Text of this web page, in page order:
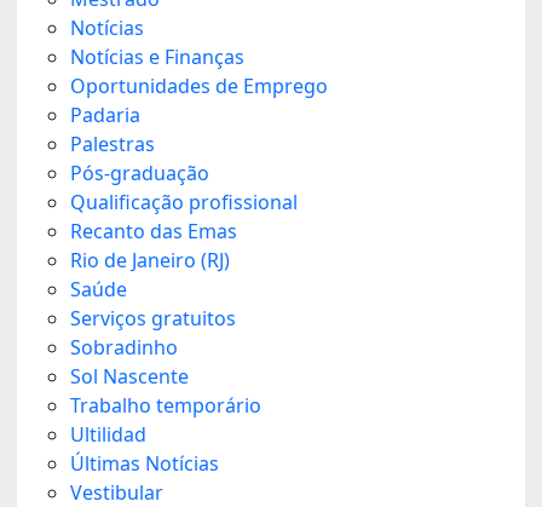
Notícias
Notícias e Finanças
Oportunidades de Emprego
Padaria
Palestras
Pós-graduação
Qualificação profissional
Recanto das Emas
Rio de Janeiro (RJ)
Saúde
Serviços gratuitos
Sobradinho
Sol Nascente
Trabalho temporário
Ultilidad
Últimas Notícias
Vestibular